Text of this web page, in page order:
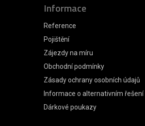
Informace
Reference
Pojištění
Zájezdy na míru
Obchodní podmínky
Zásady ochrany osobních údajů
Informace o alternativním řešení
Dárkové poukazy